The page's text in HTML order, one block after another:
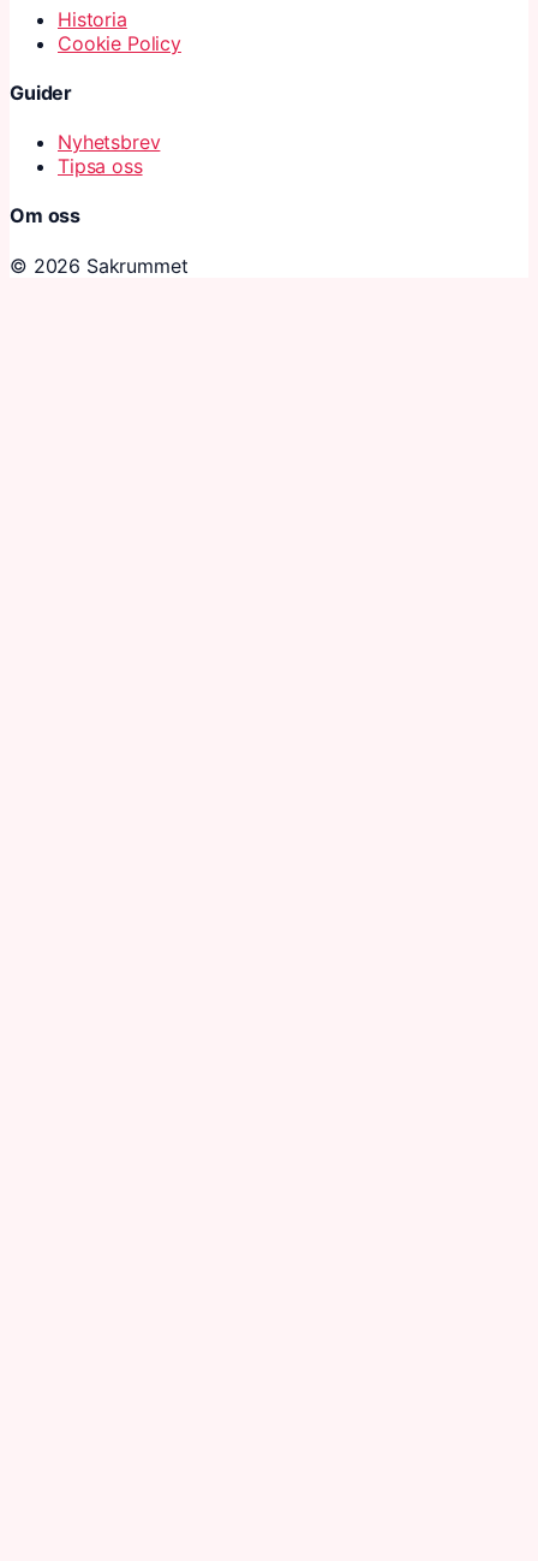
Historia
Cookie Policy
Guider
Nyhetsbrev
Tipsa oss
Om oss
© 2026 Sakrummet